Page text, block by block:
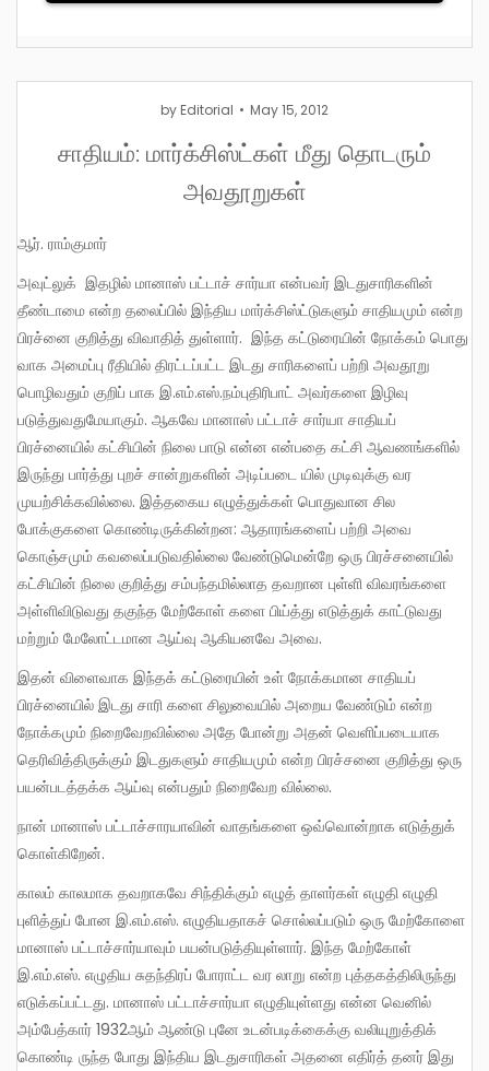
by Editorial May 15, 2012
சாதியம்: மார்க்சிஸ்ட்கள் மீது தொடரும்
அவதூறுகள்
ஆர். ராம்குமார்
அவுட்லுக் இதழில் மானாஸ் பட்டாச் சார்யா என்பவர் இடதுசாரிகளின்
தீண்டாமை என்ற தலைப்பில் இந்திய மார்க்சிஸ்ட்டுகளும் சாதியமும் என்ற
பிரச்னை குறித்து விவாதித் துள்ளார். இந்த கட்டுரையின் நோக்கம் பொது
வாக அமைப்பு ரீதியில் திரட்டப்பட்ட இடது சாரிகளைப் பற்றி அவதூறு
பொழிவதும் குறிப் பாக இ.எம்.எஸ்.நம்புதிரிபாட் அவர்களை இழிவு
படுத்துவதுமேயாகும். ஆகவே மானாஸ் பட்டாச் சார்யா சாதியப்
பிரச்னையில் கட்சியின் நிலை பாடு என்ன என்பதை கட்சி ஆவணங்களில்
இருந்து பார்த்து புறச் சான்றுகளின் அடிப்படை யில் முடிவுக்கு வர
முயற்சிக்கவில்லை. இத்தகைய எழுத்துக்கள் பொதுவான சில
போக்குகளை கொண்டிருக்கின்றன: ஆதாரங்களைப் பற்றி அவை
கொஞ்சமும் கவலைப்படுவதில்லை வேண்டுமென்றே ஒரு பிரச்சனையில்
கட்சியின் நிலை குறித்து சம்பந்தமில்லாத தவறான புள்ளி விவரங்களை
அள்ளிவிடுவது தகுந்த மேற்கோள் களை பிய்த்து எடுத்துக் காட்டுவது
மற்றும் மேலோட்டமான ஆய்வு ஆகியனவே அவை.
இதன் விளைவாக இந்தக் கட்டுரையின் உள் நோக்கமான சாதியப்
பிரச்னையில் இடது சாரி களை சிலுவையில் அறைய வேண்டும் என்ற
நோக்கமும் நிறைவேறவில்லை அதே போன்று அதன் வெளிப்படையாக
தெரிவித்திருக்கும் இடதுகளும் சாதியமும் என்ற பிரச்சனை குறித்து ஒரு
பயன்படத்தக்க ஆய்வு என்பதும் நிறைவேற வில்லை.
நான் மானாஸ் பட்டாச்சாரயாவின் வாதங்களை ஒவ்வொன்றாக எடுத்துக்
கொள்கிறேன்.
காலம் காலமாக தவறாகவே சிந்திக்கும் எழுத் தாளர்கள் எழுதி எழுதி
புளித்துப் போன இ.எம்.எஸ். எழுதியதாகச் சொல்லப்படும் ஒரு மேற்கோளை
மானாஸ் பட்டாச்சார்யாவும் பயன்படுத்தியுள்ளார். இந்த மேற்கோள்
இ.எம்.எஸ். எழுதிய சுதந்திரப் போராட்ட வர லாறு என்ற புத்தகத்திலிருந்து
எடுக்கப்பட்டது. மானாஸ் பட்டாச்சார்யா எழுதியுள்ளது என்ன வெனில்
அம்பேத்கார் 1932ஆம் ஆண்டு புனே உடன்படிக்கைக்கு வலியுறுத்திக்
கொண்டி ருந்த போது இந்திய இடதுசாரிகள் அதனை எதிர்த் தனர் இது